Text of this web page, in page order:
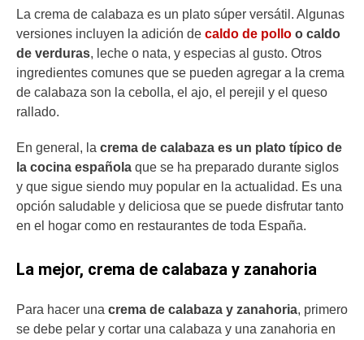
La crema de calabaza es un plato súper versátil. Algunas
versiones incluyen la adición de caldo de pollo o caldo
de verduras, leche o nata, y especias al gusto. Otros
ingredientes comunes que se pueden agregar a la crema
de calabaza son la cebolla, el ajo, el perejil y el queso
rallado.
En general, la crema de calabaza es un plato típico de
la cocina española que se ha preparado durante siglos
y que sigue siendo muy popular en la actualidad. Es una
opción saludable y deliciosa que se puede disfrutar tanto
en el hogar como en restaurantes de toda España.
La mejor, crema de calabaza y zanahoria
Para hacer una crema de calabaza y zanahoria, primero
se debe pelar y cortar una calabaza y una zanahoria en